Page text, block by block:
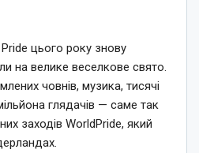
цього року знову
на велике веселкове свято.
човнів, музика, тисячі
глядачів — саме так
заходів WorldPride, який